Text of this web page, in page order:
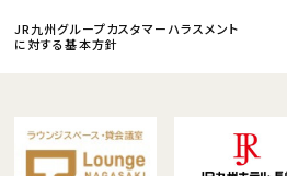
JR九州グループカスタマーハラスメント
に対する基本方針